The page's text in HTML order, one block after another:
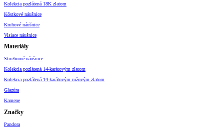
Kolekcia pozlátená 18K zlatom
Kôstkové náušnice
Kruhové náušnice
Visiace náušnice
Materiály
Strieborné náušnice
Kolekcia pozlátená 14-karátovým zlatom
Kolekcia pozlátená 14-karátovým ružovým zlatom
Glazúra
Kamene
Značky
Pandora